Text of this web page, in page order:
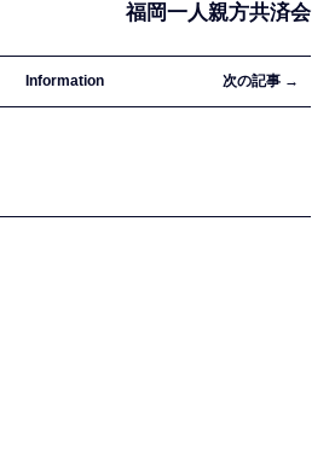
福岡一人親方共済会
Information 次の記事 →